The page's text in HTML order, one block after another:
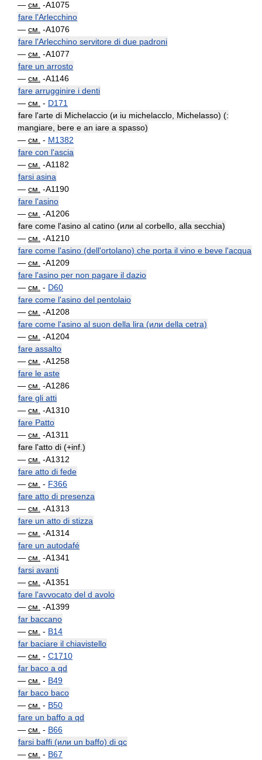
— см. -A1075
fare l'Arlecchino
— см. -A1076
fare l'Arlecchino servitore di due padroni
— см. -A1077
fare un arrosto
— см. -A1146
fare arrugginire i denti
— см. - D171
fare l'arte di Michelaccio (и iu michelacclo, Michelasso) (:
mangiare, bere e an iare a spasso)
— см. - M1382
fare con l'ascia
— см. -A1182
farsi asina
— см. -A1190
fare l'asino
— см. -A1206
fare come l'asino al catino (или al corbello, alla secchia)
— см. -A1210
fare come l'asino (dell'ortolano) che porta il vino e beve l'acqua
— см. -A1209
fare l'asino per non pagare il dazio
— см. - D60
fare come l'asino del pentolaio
— см. -A1208
fare come l'asino al suon della lira (или della cetra)
— см. -A1204
fare assalto
— см. -A1258
fare le aste
— см. -A1286
fare gli atti
— см. -A1310
fare Patto
— см. -A1311
fare l'atto di (+inf.)
— см. -A1312
fare atto di fede
— см. - F366
fare atto di presenza
— см. -A1313
fare un atto di stizza
— см. -A1314
fare un autodafé
— см. -A1341
farsi avanti
— см. -A1351
fare l'avvocato del d avolo
— см. -A1399
far baccano
— см. - B14
far baciare il chiavistello
— см. - C1710
far baco a qd
— см. - B49
far baco baco
— см. - B50
fare un baffo a qd
— см. - B66
farsi baffi (или un baffo) di qc
— см. - B67